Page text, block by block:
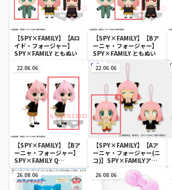
【SPY×FAMILY】【Aロ
イド・フォージャー】
SPY×FAMILY ともぬい
【SPY×FAMILY】【Bア
ーニャ・フォージャー】
SPY×FAMILY ともぬい
22.06.06
【SPY×FAMILY】【Bア
ーニャ・フォージャー】
SPY×FAMILY Q
posket-アーニャ・フォ
ージャー-
22.06.06
【SPY×FAMILY】【Aア
ーニャ・フォージャー(ニ
コ)】SPY×FAMILYアー
ニャがいっぱいマスコッ
ト
26.08.06 26.08.06